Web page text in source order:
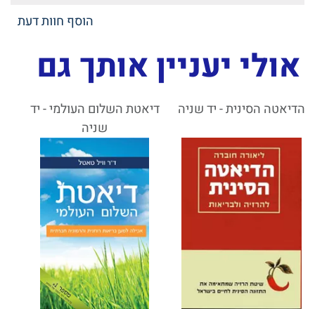
הוסף חוות דעת
אולי יעניין אותך גם
הדיאטה הסינית - יד שניה
דיאטת השלום העולמי - יד
שניה